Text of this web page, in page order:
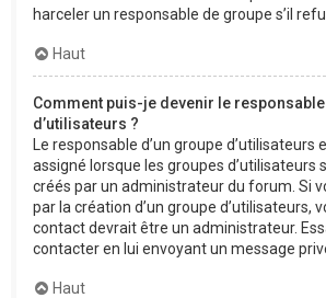
harceler un responsable de groupe s’il
Haut
Comment puis-je devenir le responsable
d’utilisateurs ?
Le responsable d’un groupe
assigné lorsque les groupes d’utilisateurs
créés par un administrateur du forum. Si
par la création d’un groupe d’utilisateurs,
contact devrait être un administrateur.
contacter en lui envoyant un message
Haut